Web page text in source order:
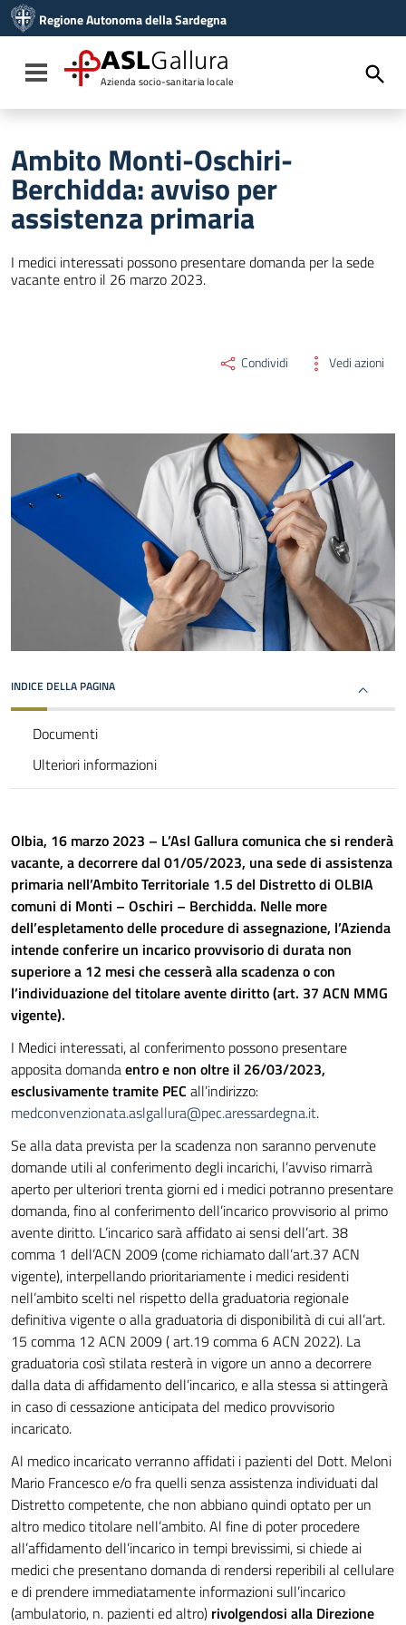
Vai al menu di navigazione
Vai al footer
Regione Autonoma della Sardegna
Toggle navigation
ASLGallura
Azienda socio-sanitaria locale
Ambito Monti-Oschiri-
Berchidda: avviso per
assistenza primaria
I medici interessati possono presentare domanda per la sede
vacante entro il 26 marzo 2023.
Condividi Vedi azioni
INDICE DELLA PAGINA
Documenti
Ulteriori informazioni
Olbia, 16 marzo 2023 – L’Asl Gallura comunica che si renderà
vacante, a decorrere dal 01/05/2023, una sede di assistenza
primaria nell’Ambito Territoriale 1.5 del Distretto di OLBIA
comuni di Monti – Oschiri – Berchidda. Nelle more
dell’espletamento delle procedure di assegnazione, l’Azienda
intende conferire un incarico provvisorio di durata non
superiore a 12 mesi che cesserà alla scadenza o con
l’individuazione del titolare avente diritto (art. 37 ACN MMG
vigente).
I Medici interessati, al conferimento possono presentare
apposita domandaentro e non oltre il 26/03/2023,
esclusivamente tramite PEC all’indirizzo:
medconvenzionata.aslgallura@pec.aressardegna.it.
Se alla data prevista per la scadenza non saranno pervenute
domande utili al conferimento degli incarichi, l’avviso rimarrà
aperto per ulteriori trenta giorni ed i medici potranno presentare
domanda, fino al conferimento dell’incarico provvisorio al primo
avente diritto. L’incarico sarà affidato ai sensi dell’art. 38
comma 1 dell’ACN 2009 (come richiamato dall’art.37 ACN
vigente), interpellando prioritariamente i medici residenti
nell’ambito scelti nel rispetto della graduatoria regionale
definitiva vigente o alla graduatoria di disponibilità di cui all’art.
15 comma 12 ACN 2009 ( art.19 comma 6 ACN 2022). La
graduatoria così stilata resterà in vigore un anno a decorrere
dalla data di affidamento dell’incarico, e alla stessa si attingerà
in caso di cessazione anticipata del medico provvisorio
incaricato.
Al medico incaricato verranno affidati i pazienti del Dott. Meloni
Mario Francesco e/o fra quelli senza assistenza individuati dal
Distretto competente, che non abbiano quindi optato per un
altro medico titolare nell’ambito. Al fine di poter procedere
all’affidamento dell’incarico in tempi brevissimi, si chiede ai
medici che presentano domanda di rendersi reperibili al cellulare
e di prendere immediatamente informazioni sull’incarico
(ambulatorio, n. pazienti ed altro) rivolgendosi alla Direzione